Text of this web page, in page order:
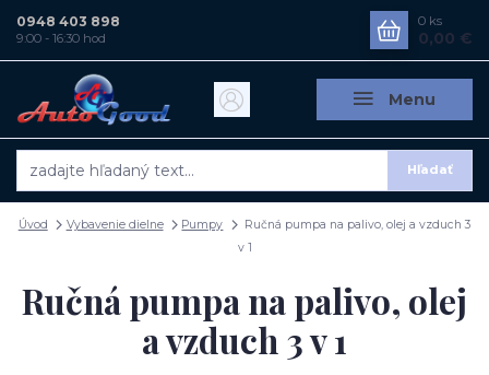
Menu
Hľadať
0948 403 898
9:00 - 16:30 hod
0 ks
0,00 €
Úvod Vybavenie dielne Pumpy
Ručná pumpa na palivo, olej a vzduch 3
v 1
Ručná pumpa na palivo, olej
a vzduch 3 v 1